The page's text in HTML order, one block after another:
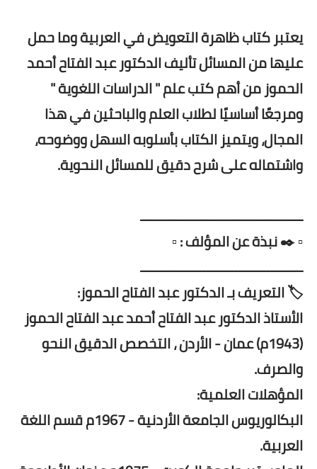
يعتبر كتاب ظاهرة التعويض في العربية وما حمل
عليها من المسائل تأليف الدكتور عبد الفتاح أحمد
الحموز من أهم كتب علم " الدراسات اللغوية "
ومرجعًا أساسيًا لطلاب العلم والباحثين في هذا
المجال، ويتميز الكتاب بأسلوبه السهل ووضوحه،
واشتماله على شرح دقيق للمسائل النحوية.
ــــــــــــــــــــــــــــــــــــــــــــــ
▫️ ✒️ نبذة عن المؤلف : ▫️
ــــــــــــــــــــــــــــــــــــــــــــــ
🏷️ التعريف بـ الدكتور عبد الفتاح الحموز:
الأستاذ الدكتور عبد الفتاح أحمد عبد الفتاح الحموز
(1943م) عمان - الأردن ، التخصص الدقيق النحو
والصرف.
المؤهلات العلمية:
البكالوريوس الجامعة الأردنية - 1967م قسم اللغة
العربية.